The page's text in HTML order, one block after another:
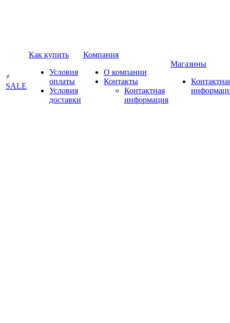
SALE
Как купить
Условия
оплаты
Условия
доставки
Компания
О компании
Контакты
Контактная
информация
Магазины